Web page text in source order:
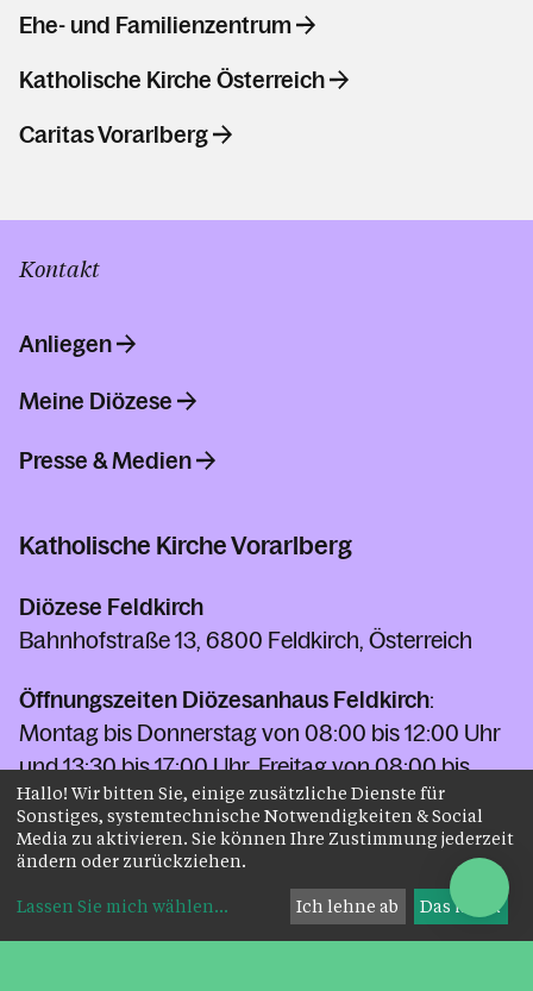
Ehe- und Familienzentrum
Katholische Kirche Österreich
Caritas Vorarlberg
Kontakt
Anliegen
Meine Diözese
Presse & Medien
Katholische Kirche Vorarlberg
Diözese Feldkirch
Bahnhofstraße 13, 6800 Feldkirch, Österreich
Öffnungszeiten Diözesanhaus Feldkirch:
Montag bis Donnerstag von 08:00 bis 12:00 Uhr
und 13:30 bis 17:00 Uhr. Freitag von 08:00 bis
12:00 Uhr
Telefon Diözesanhaus
+43 5522 3600-3600
Hallo! Wir bitten Sie, einige zusätzliche Dienste für
Sonstiges, systemtechnische Notwendigkeiten & Social
Media zu aktivieren. Sie können Ihre Zustimmung jederzeit
ändern oder zurückziehen.
Lassen Sie mich wählen... Ich lehne ab Das ist ok